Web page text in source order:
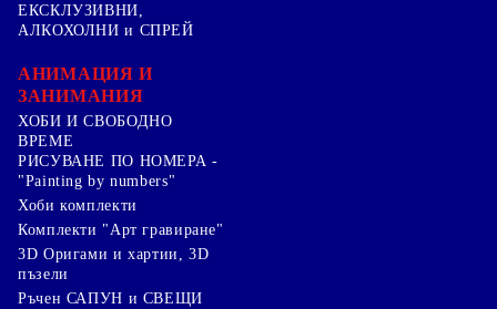
ЕКСКЛУЗИВНИ,
АЛКОХОЛНИ и СПРЕЙ
АНИМАЦИЯ И
ЗАНИМАНИЯ
ХОБИ И СВОБОДНО
ВРЕМЕ
РИСУВАНЕ ПО НОМЕРА -
"Painting by numbers"
Хоби комплекти
Комплекти "Арт гравиране"
3D Оригами и хартии, 3D
пъзели
Ръчен САПУН и СВЕЩИ